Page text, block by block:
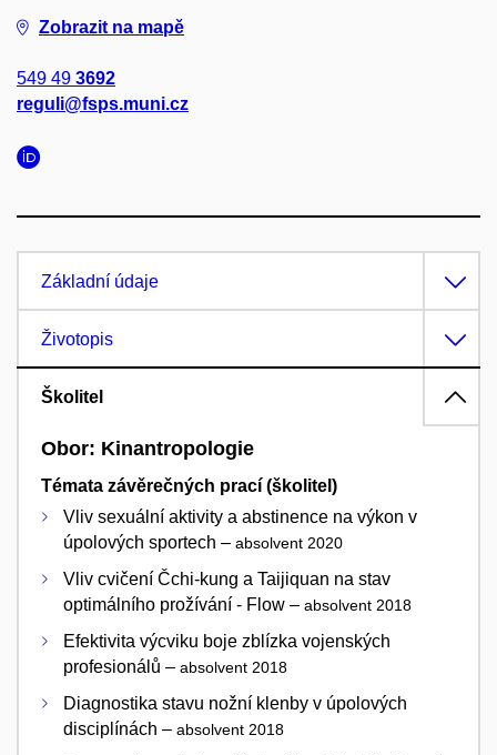
Zobrazit na mapě
549 49 3692
reguli@fsps.muni.cz
Základní údaje
Životopis
Školitel
Obor: Kinantropologie
Témata závěrečných prací (školitel)
Vliv sexuální aktivity a abstinence na výkon v
úpolových sportech – absolvent 2020
Vliv cvičení Čchi-kung a Taijiquan na stav
optimálního prožívání - Flow – absolvent 2018
Efektivita výcviku boje zblízka vojenských
profesionálů – absolvent 2018
Diagnostika stavu nožní klenby v úpolových
disciplínách – absolvent 2018